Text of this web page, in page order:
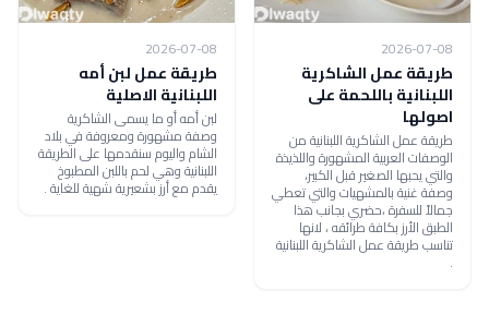
2026-07-08
طريقة عمل الشاكرية
اللبنانية باللحمة على
اصولها
طريقة عمل الشاكرية اللبنانية من
الوصفات العربية المشهورة واللذيذة
والتي يحبها الصغير قبل الكبير،
وصفة غنية بالمشهيات والتي تعطي
جمالاً للسفرة ،حضري بجانب هذا
الطبق الأرز بكافة طرائقه ، لانها
تناسب طريقة عمل الشاكرية اللبنانية
.
2026-07-08
طريقة عمل لبن أمه
اللبنانية الاصلية
لبن أمه أو ما يسمى الشاكرية
وصفة مشهورة ومعروفة في بلاد
الشام واليوم سنقدمها على الطريقة
اللبنانية وهي لحم باللبن المطبوخ
يقدم مع أرز بشعيرية شهية للغاية .